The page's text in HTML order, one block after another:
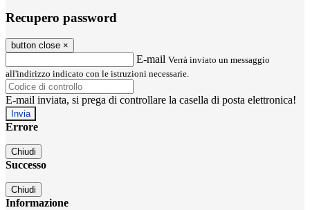
Recupero password
button close ×
E-mail Verrà inviato un messaggio
all'indirizzo indicato con le istruzioni necessarie.
E-mail inviata, si prega di controllare la casella di posta elettronica!
Errore
Chiudi
Successo
Chiudi
Informazione